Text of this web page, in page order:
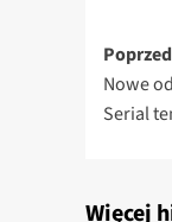
Nowe
Serial
Więcej